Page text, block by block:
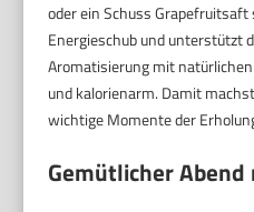
oder ein Schuss
Energieschub und unterstützt
Aromatisierung mit
und kalorienarm. Damit
wichtige Momente der
Gemütlicher